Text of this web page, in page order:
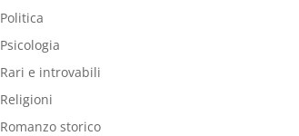
Politica
Psicologia
Rari e introvabili
Religioni
Romanzo storico